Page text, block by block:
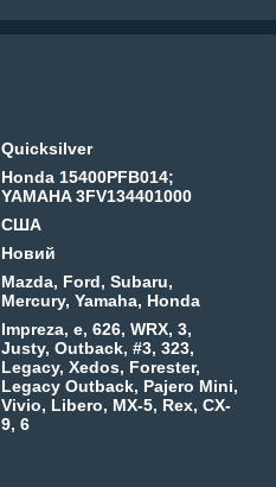
Quicksilver
Honda 15400PFB014;
YAMAHA 3FV134401000
США
Новий
Mazda, Ford, Subaru,
Mercury, Yamaha, Honda
Impreza, e, 626, WRX, 3,
Justy, Outback, #3, 323,
Legacy, Xedos, Forester,
Legacy Outback, Pajero Mini,
Vivio, Libero, MX-5, Rex, CX-
9, 6